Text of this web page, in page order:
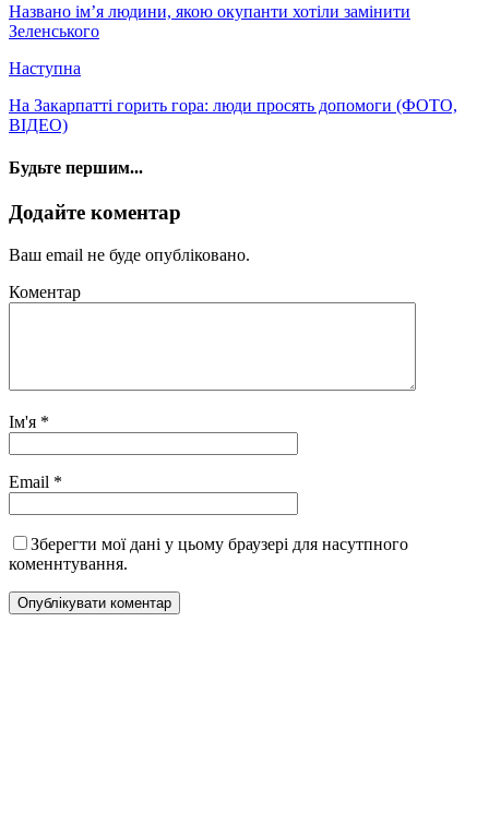
Названо ім’я людини, якою окупанти хотіли замінити
Зеленського
Наступна
На Закарпатті горить гора: люди просять допомоги (ФОТО,
ВІДЕО)
Будьте першим...
Додайте коментар
Ваш email не буде опубліковано.
Коментар
Ім'я *
Email *
Зберегти мої дані у цьому браузері для насутпного
коменнтування.